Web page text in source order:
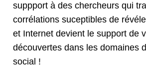
suppport à des chercheurs qui
corrélations suceptibles de
et Internet devient le support de
découvertes dans les domaines
social !